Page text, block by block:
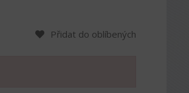
Přidat do oblíbených